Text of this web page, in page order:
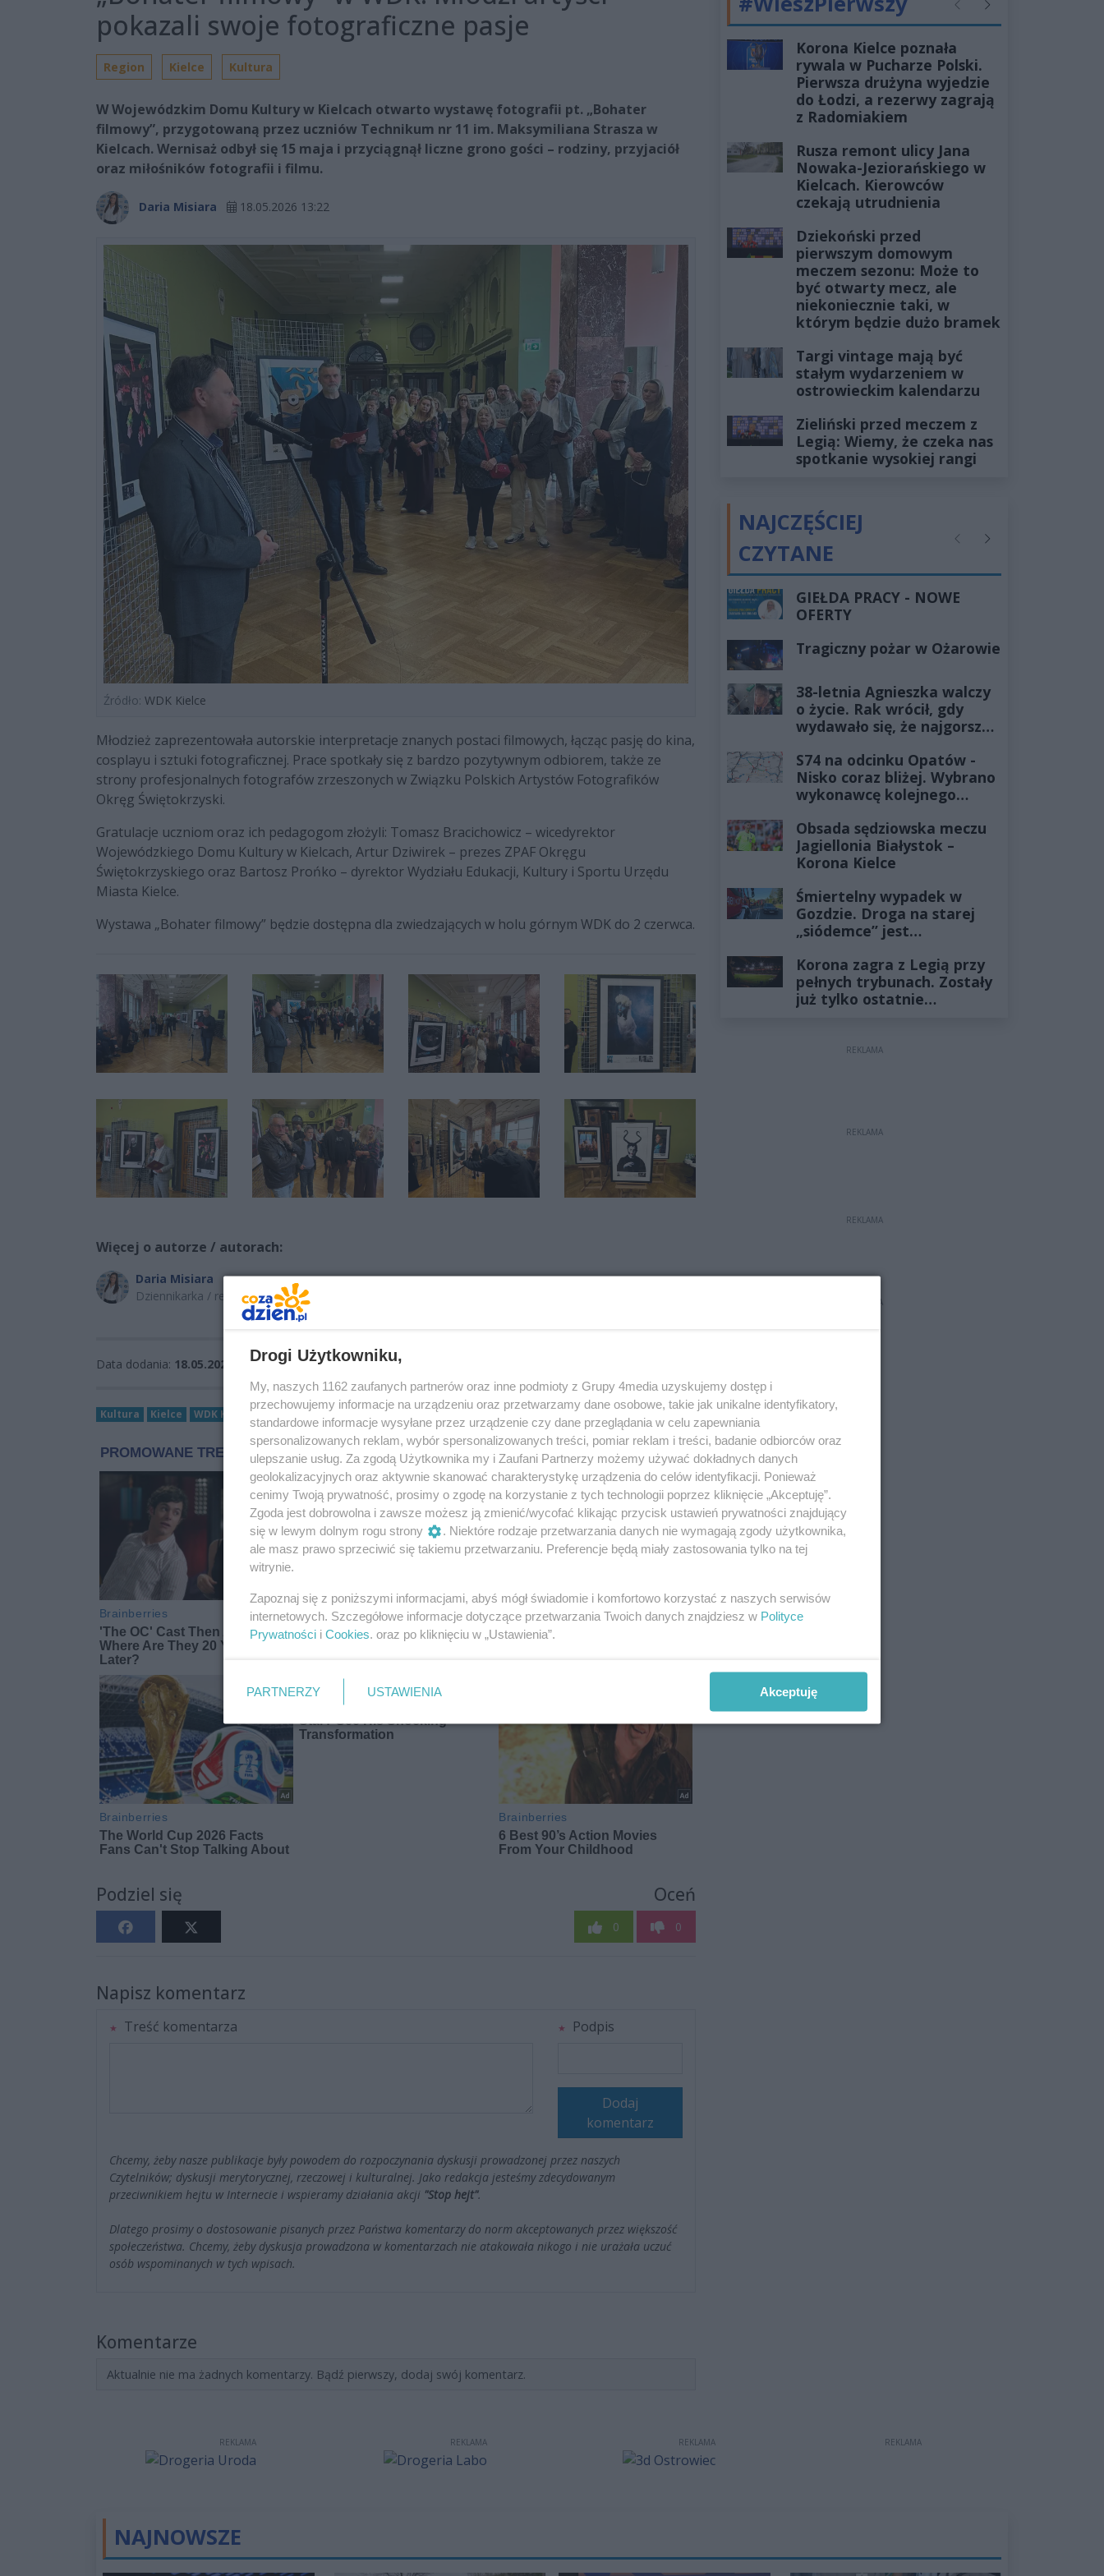
pokazali swoje fotograficzne pasje
Region Kielce Kultura
W Wojewódzkim Domu Kultury w Kielcach otwarto wystawę fotografii pt. „Bohater
filmowy”, przygotowaną przez uczniów Technikum nr 11 im. Maksymiliana Strasza w
Kielcach. Wernisaż odbył się 15 maja i przyciągnął liczne grono gości – rodziny, przyjaciół
oraz miłośników fotografii i filmu.
Daria Misiara 18.05.2026 13:22
Źródło: WDK Kielce
Młodzież zaprezentowała autorskie interpretacje znanych postaci filmowych, łącząc pasję do kina,
cosplayu i sztuki fotograficznej. Prace spotkały się z bardzo pozytywnym odbiorem, także ze
strony profesjonalnych fotografów zrzeszonych w Związku Polskich Artystów Fotografików
Okręg Świętokrzyski.
Gratulacje uczniom oraz ich pedagogom złożyli: Tomasz Bracichowicz – wicedyrektor
Wojewódzkiego Domu Kultury w Kielcach, Artur Dziwirek – prezes ZPAF Okręgu
Świętokrzyskiego oraz Bartosz Prońko – dyrektor Wydziału Edukacji, Kultury i Sportu Urzędu
Miasta Kielce.
Wystawa „Bohater filmowy” będzie dostępna dla zwiedzających w holu górnym WDK do 2 czerwca.
Więcej o autorze / autorach:
Daria Misiara
Dziennikarka / reporterka
Data dodania: 18.05.2026 13:22 Wyświetleń: 69
Kultura Kielce WDK Kielce wystawa fotograficzna
Podziel się Oceń
0 0
Napisz komentarz
Treść komentarza Podpis
Dodaj
komentarz
Chcemy, żeby nasze publikacje były powodem do rozpoczynania dyskusji prowadzonej przez naszych
Czytelników; dyskusji merytorycznej, rzeczowej i kulturalnej. Jako redakcja jesteśmy zdecydowanym
przeciwnikiem hejtu w Internecie i wspieramy działania akcji "Stop hejt".
Dlatego prosimy o dostosowanie pisanych przez Państwa komentarzy do norm akceptowanych przez większość
społeczeństwa. Chcemy, żeby dyskusja prowadzona w komentarzach nie atakowała nikogo i nie urażała uczuć
osób wspominanych w tych wpisach.
Komentarze
Aktualnie nie ma żadnych komentarzy. Bądź pierwszy, dodaj swój komentarz.
PoprzednieNastępne
Korona Kielce poznała
rywala w Pucharze Polski.
Pierwsza drużyna wyjedzie
do Łodzi, a rezerwy zagrają
z Radomiakiem
Rusza remont ulicy Jana
Nowaka-Jeziorańskiego w
Kielcach. Kierowców
czekają utrudnienia
Dziekoński przed
pierwszym domowym
meczem sezonu: Może to
być otwarty mecz, ale
niekoniecznie taki, w
którym będzie dużo bramek
Targi vintage mają być
stałym wydarzeniem w
ostrowieckim kalendarzu
Zieliński przed meczem z
Legią: Wiemy, że czeka nas
spotkanie wysokiej rangi
NAJCZĘŚCIEJ
CZYTANE
PoprzednieNastępne
GIEŁDA PRACY - NOWE
OFERTY
Tragiczny pożar w Ożarowie
38-letnia Agnieszka walczy
o życie. Rak wrócił, gdy
wydawało się, że najgorsze
S74 na odcinku Opatów -
Nisko coraz bliżej. Wybrano
wykonawcę kolejnego
Obsada sędziowska meczu
Jagiellonia Białystok –
Korona Kielce
Śmiertelny wypadek w
Gozdzie. Droga na starej
„siódemce” jest
Korona zagra z Legią przy
pełnych trybunach. Zostały
już tylko ostatnie
REKLAMA
REKLAMA
REKLAMA
REKLAMA
REKLAMA REKLAMA REKLAMA REKLAMA
NAJNOWSZE
Drogi Użytkowniku,
My, naszych 1162 zaufanych partnerów oraz inne podmioty z Grupy 4media uzyskujemy dostęp i
przechowujemy informacje na urządzeniu oraz przetwarzamy dane osobowe, takie jak unikalne identyfikatory,
standardowe informacje wysyłane przez urządzenie czy dane przeglądania w celu zapewniania
spersonalizowanych reklam, wybór spersonalizowanych treści, pomiar reklam i treści, badanie odbiorców oraz
ulepszanie usług. Za zgodą Użytkownika my i Zaufani Partnerzy możemy używać dokładnych danych
geolokalizacyjnych oraz aktywnie skanować charakterystykę urządzenia do celów identyfikacji. Ponieważ
cenimy Twoją prywatność, prosimy o zgodę na korzystanie z tych technologii poprzez kliknięcie „Akceptuję”.
Zgoda jest dobrowolna i zawsze możesz ją zmienić/wycofać klikając przycisk ustawień prywatności znajdujący
się w lewym dolnym rogu strony
. Niektóre rodzaje przetwarzania danych nie wymagają zgody użytkownika,
ale masz prawo sprzeciwić się takiemu przetwarzaniu. Preferencje będą miały zastosowania tylko na tej
witrynie.
Zapoznaj się z poniższymi informacjami, abyś mógł świadomie i komfortowo korzystać z naszych serwisów
internetowych. Szczegółowe informacje dotyczące przetwarzania Twoich danych znajdziesz w Polityce
Prywatności i Cookies. oraz po kliknięciu w „Ustawienia”.
PARTNERZY USTAWIENIA Akceptuję